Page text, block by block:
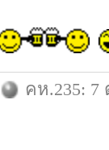
คห.235: 7